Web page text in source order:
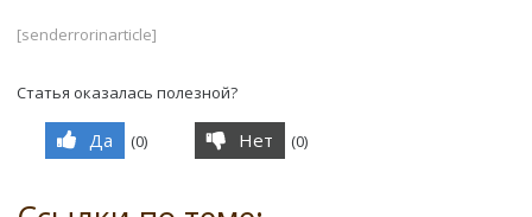
[senderrorinarticle]
Статья оказалась полезной?
Да (0) Нет (0)